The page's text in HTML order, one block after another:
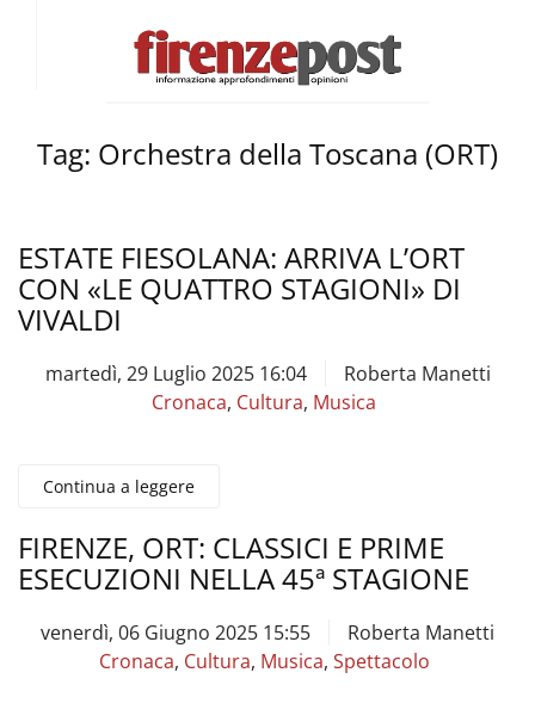
Tag: Orchestra della Toscana (ORT)
ESTATE FIESOLANA: ARRIVA L’ORT
CON «LE QUATTRO STAGIONI» DI
VIVALDI
martedì, 29 Luglio 2025 16:04
Roberta Manetti
Cronaca, Cultura, Musica
Continua a leggere
FIRENZE, ORT: CLASSICI E PRIME
ESECUZIONI NELLA 45ª STAGIONE
venerdì, 06 Giugno 2025 15:55
Roberta Manetti
Cronaca, Cultura, Musica, Spettacolo